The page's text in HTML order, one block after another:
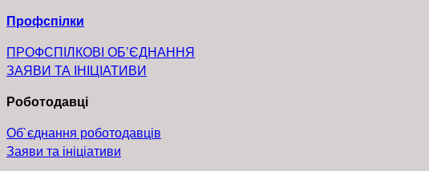
Профспілки
ПРОФСПІЛКОВІ ОБ’ЄДНАННЯ
ЗАЯВИ ТА ІНІЦІАТИВИ
Роботодавці
Об`єднання роботодавців
Заяви та ініціативи